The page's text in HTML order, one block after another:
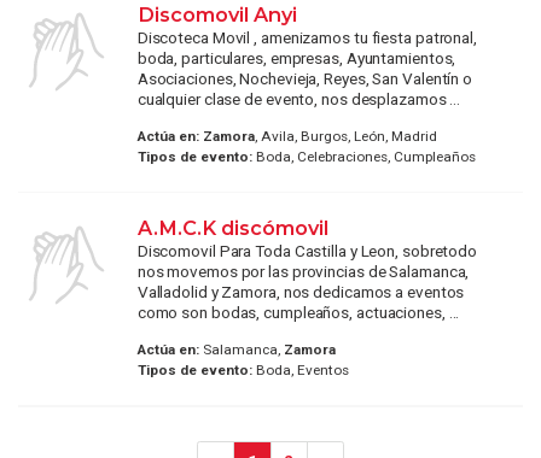
Discomovil Anyi
Discoteca Movil , amenizamos tu fiesta patronal,
boda, particulares, empresas, Ayuntamientos,
Asociaciones, Nochevieja, Reyes, San Valentín o
cualquier clase de evento, nos desplazamos ...
Actúa en: Zamora, Avila, Burgos, León, Madrid
Tipos de evento:Boda, Celebraciones, Cumpleaños
A.M.C.K discómovil
Discomovil Para Toda Castilla y Leon, sobretodo
nos movemos por las provincias de Salamanca,
Valladolid y Zamora, nos dedicamos a eventos
como son bodas, cumpleaños, actuaciones, ...
Actúa en:Salamanca, Zamora
Tipos de evento:Boda, Eventos